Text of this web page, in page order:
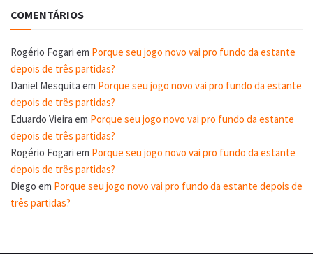
COMENTÁRIOS
Rogério Fogari em Porque seu jogo novo vai pro fundo da estante
depois de três partidas?
Daniel Mesquita em Porque seu jogo novo vai pro fundo da estante
depois de três partidas?
Eduardo Vieira em Porque seu jogo novo vai pro fundo da estante
depois de três partidas?
Rogério Fogari em Porque seu jogo novo vai pro fundo da estante
depois de três partidas?
Diego em Porque seu jogo novo vai pro fundo da estante depois de
três partidas?